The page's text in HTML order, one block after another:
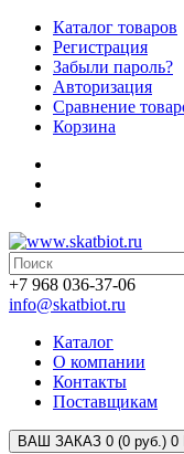
Каталог товаров
Регистрация
Забыли пароль?
Авторизация
Сравнение
Корзина
+7 968 036-37-06
info@skatbiot.ru
Каталог
О компании
Контакты
Поставщикам
ВАШ ЗАКАЗ 0 (0 руб.) 0